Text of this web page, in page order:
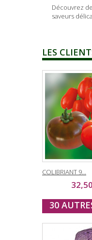
Découvrez
saveurs
LES
COLIBRIANT 9...
30